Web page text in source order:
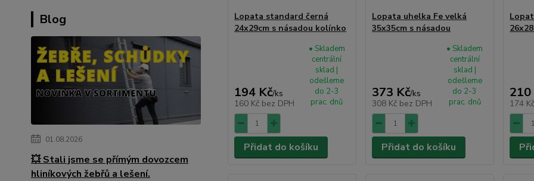
Blog
01.08.2026
💥 Stali jsme se přímým dovozcem
hliníkových žebřů a lešení.
Lopata standard černá
24x29cm s násadou kolínko
194 Kč/ks
160 Kč bez DPH
• Skladem
centrální
sklad |
odešleme
do 2-3
prac. dnů
Přidat do košíku
Lopata uhelka Fe velká
35x35cm s násadou
373 Kč/ks
308 Kč bez DPH
• Skladem
centrální
sklad |
odešleme
do 2-3
prac. dnů
Přidat do košíku
210
174 Kč